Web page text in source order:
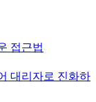
접근법
대리자로 진화하